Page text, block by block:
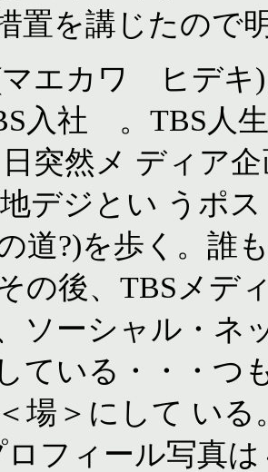
置を講じたので
マエカワ ヒデキ
入社 。TBS人
突然メ ディア
デジとい うポ
道?)を歩く。誰
の後、TBSメデ
ソーシャル・ネ
ている・・・つ
場＞にして い
ロフィール写真